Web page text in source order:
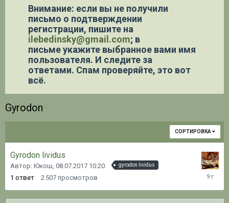
Внимание: если вы не получили
письмо о подтверждении
регистрации, пишите на
ilebedinsky@gmail.com; в
письме укажите выбранное вами имя
пользователя. И следите за
ответами. Спам проверяйте, это вот
всё.
Gyrodon
СОРТИРОВКА
Gyrodon lividus
Автор: Юкош, 08.07.2017 10:20 gyrodon lividus
1 ответ 2 507 просмотров